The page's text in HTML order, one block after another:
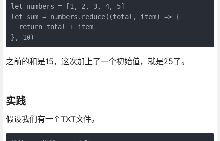
let numbers = [1, 2, 3, 4, 5]
let sum = numbers.reduce((total, item) => {
  return total + item
之前的和是15，这次加上了一个初始值，就是25了。
实践
假设我们有一个TXT文件。